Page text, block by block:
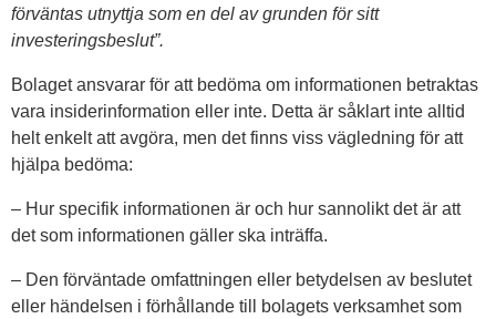
förväntas utnyttja som en del av grunden för sitt
investeringsbeslut”.
Bolaget ansvarar för att bedöma om informationen betraktas
vara insiderinformation eller inte. Detta är såklart inte alltid
helt enkelt att avgöra, men det finns viss vägledning för att
hjälpa bedöma:
– Hur specifik informationen är och hur sannolikt det är att
det som informationen gäller ska inträffa.
– Den förväntade omfattningen eller betydelsen av beslutet
eller händelsen i förhållande till bolagets verksamhet som